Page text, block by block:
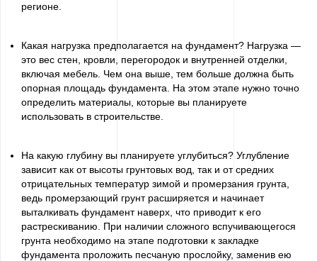
регионе.
Какая нагрузка предполагается на фундамент? Нагрузка —
это вес стен, кровли, перегородок и внутренней отделки,
включая мебель. Чем она выше, тем больше должна быть
опорная площадь фундамента. На этом этапе нужно точно
определить материалы, которые вы планируете
использовать в строительстве.
На какую глубину вы планируете углубиться? Углубление
зависит как от высоты грунтовых вод, так и от средних
отрицательных температур зимой и промерзания грунта,
ведь промерзающий грунт расширяется и начинает
выталкивать фундамент наверх, что приводит к его
растрескиванию. При наличии сложного вспучивающегося
грунта необходимо на этапе подготовки к закладке
фундамента проложить песчаную прослойку, заменив ею